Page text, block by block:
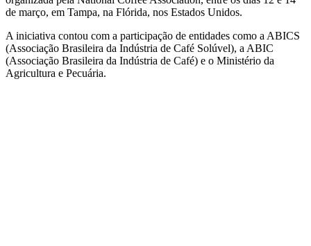
de março, em Tampa, na Flórida, nos Estados Unidos.
A iniciativa contou com a participação de entidades como a ABICS
(Associação Brasileira da Indústria de Café Solúvel), a ABIC
(Associação Brasileira da Indústria de Café) e o Ministério da
Agricultura e Pecuária.